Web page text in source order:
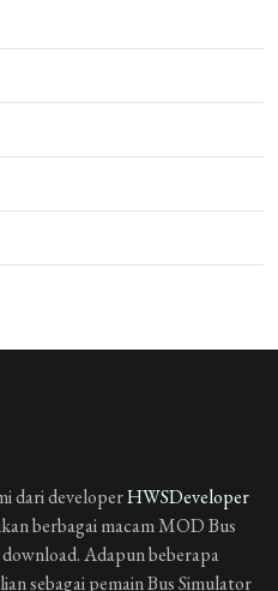
dari developerHWSDeveloper
berbagai macam MOD Bus
Adapun beberapa
sebagai pemain Bus Simulator